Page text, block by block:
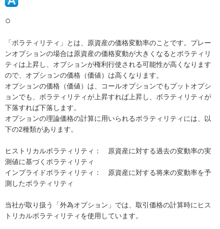
○
「ボラティリティ」とは、原資産の価格変動率のことです。プレー
ンオプションの場合は原資産の価格変動が大きくなるとボラティリ
ティは上昇し、オプションが権利行使される可能性が高くなります
ので、オプションの価格（価値）は高くなります。
オプションの価格（価値）は、コールオプションでもプットオプシ
ョンでも、ボラティリティが上昇すれば上昇し、ボラティリティが
下落すれば下落します。
オプションの理論価格の計算に用いられるボラティリティには、以
下の2種類があります。
ヒストリカルボラティリティ： 原資産に対する過去の変動率の実
測値に基づくボラティリティ
インプライドボラティリティ： 原資産に対する将来の変動率を予
測したボラティリティ
当社が取り扱う「外為オプション」では、取引価格の計算時にヒス
トリカルボラティリティを使用しています。